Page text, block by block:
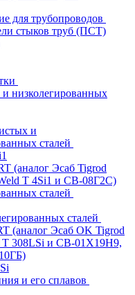
для трубопроводов
стыков труб (ПСТ)
низколегированных
и
сталей
(аналог Эсаб Tigrod
T 4Si1 и СВ-08Г2С)
сталей
сталей
(аналог Эсаб OK Tigrod
T 308LSi и СВ-01Х19Н9,
и его сплавов